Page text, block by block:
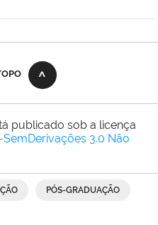
publicado sob a licença
3.0 Não
PÓS-GRADUAÇÃO